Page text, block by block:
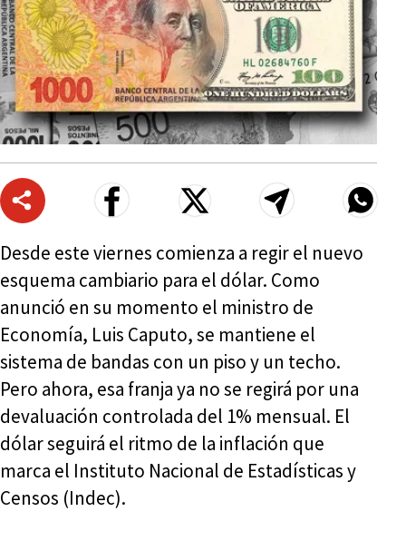
Desde este viernes comienza a regir el nuevo
esquema cambiario para el dólar. Como
anunció en su momento el ministro de
Economía, Luis Caputo, se mantiene el
sistema de bandas con un piso y un techo.
Pero ahora, esa franja ya no se regirá por una
devaluación controlada del 1% mensual. El
dólar seguirá el ritmo de la inflación que
marca el Instituto Nacional de Estadísticas y
Censos (Indec).